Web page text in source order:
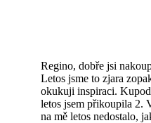
Regino, dobře jsi
Letos jsme to zjara
okukuji inspiraci.
letos jsem přikoupila 2.
na mě letos nedostalo,